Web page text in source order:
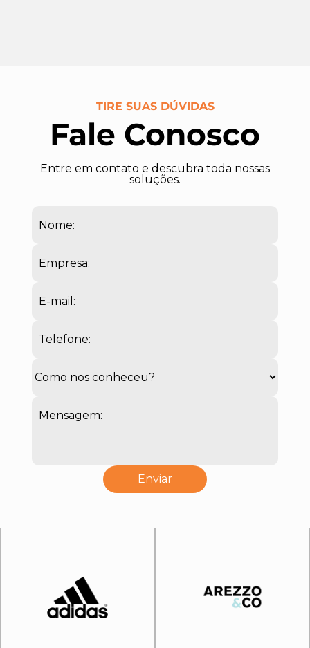
TIRE SUAS DÚVIDAS
Fale Conosco
Entre em contato e descubra toda nossas
soluções.
Nome:
Empresa:
E-mail:
Telefone:
Mensagem: